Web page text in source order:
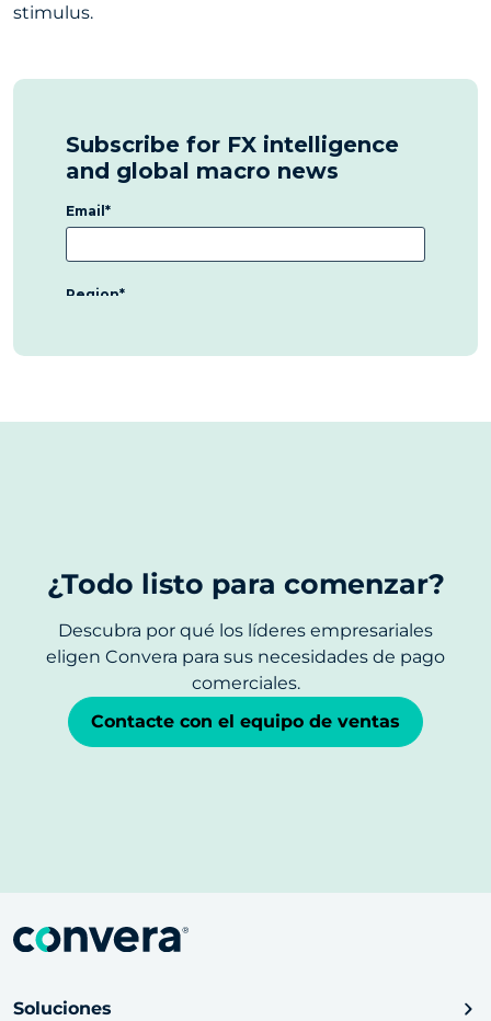
stimulus.
¿Todo listo para comenzar?
Descubra por qué los líderes empresariales
eligen Convera para sus necesidades de pago
comerciales.
Contacte con el equipo de ventas
Soluciones